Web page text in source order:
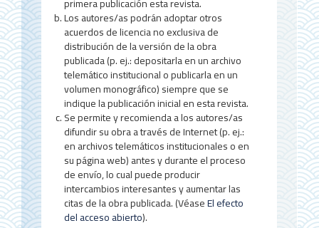
l
o
Los autores/as podrán adoptar otros
acuerdos de licencia no exclusiva de
distribución de la versión de la obra
publicada (p. ej.: depositarla en un archivo
telemático institucional o publicarla en un
volumen monográfico) siempre que se
indique la publicación inicial en esta revista.
Se permite y recomienda a los autores/as
difundir su obra a través de Internet (p. ej.:
en archivos telemáticos institucionales o en
su página web) antes y durante el proceso
de envío, lo cual puede producir
intercambios interesantes y aumentar las
citas de la obra publicada. (VéaseEl efecto
del acceso abierto).